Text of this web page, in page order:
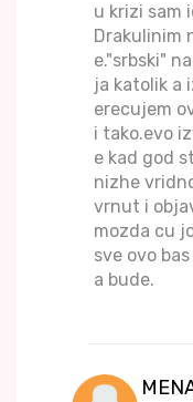
u krizi sam
Drakulinim
e."srbski"
ja katolik a
erecujem
i tako.evo
e kad god
nizhe
vrnut i
mozda cu
sve ovo
a bude.